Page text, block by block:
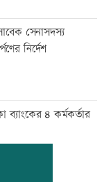
সেনাসদস্য
নির্দেশ
ব্যাংকের ৪ কর্মকর্তার